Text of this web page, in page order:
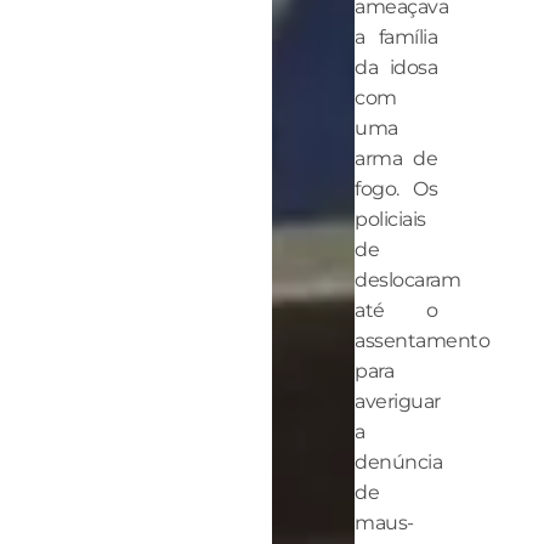
ameaçava
a família
da idosa
com
uma
arma de
fogo. Os
policiais
de
deslocaram
até o
assentamento
para
averiguar
a
denúncia
de
maus-